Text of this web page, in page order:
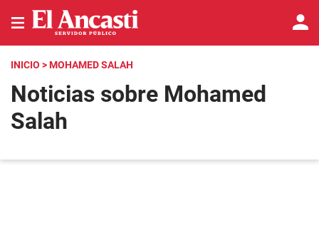
INICIO > MOHAMED SALAH
Noticias sobre Mohamed
Salah